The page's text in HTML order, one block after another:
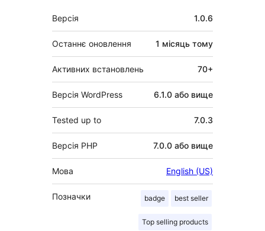
Мета
Версія 1.0.6
Останнє оновлення 1 місяць тому
Активних встановлень 70+
Версія WordPress 6.1.0 або вище
Tested up to 7.0.3
Версія PHP 7.0.0 або вище
Мова English (US)
Позначки badge best seller
Top selling products